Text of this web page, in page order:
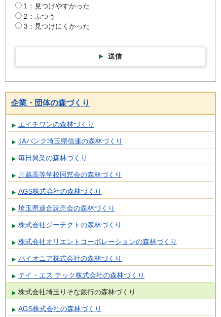
1：見つけやすかった
2：ふつう
3：見つけにくかった
送信
企業・団体の森づくり
エイチワンの森林づくり
JAバンク埼玉県信連の森林づくり
毎日興業の森林づくり
川越高等学校同窓会の森林づくり
AGS株式会社の森林づくり
埼玉県連合読売会の森林づくり
株式会社ジーテクトの森林づくり
株式会社オリエントコーポレーションの森林づくり
パイオニア株式会社の森林づくり
テイ・エス テック株式会社の森林づくり
株式会社埼玉りそな銀行の森林づくり
AGS株式会社の森林づくり